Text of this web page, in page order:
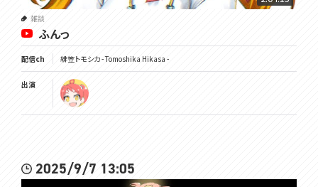
雑談
ふんっ
配信ch 緋笠トモシカ - Tomoshika Hikasa -
出演
2025/9/7 13:05